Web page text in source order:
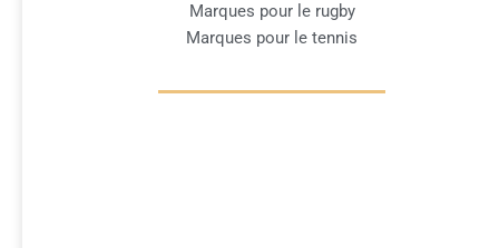
Marques pour le rugby
Marques pour le tennis